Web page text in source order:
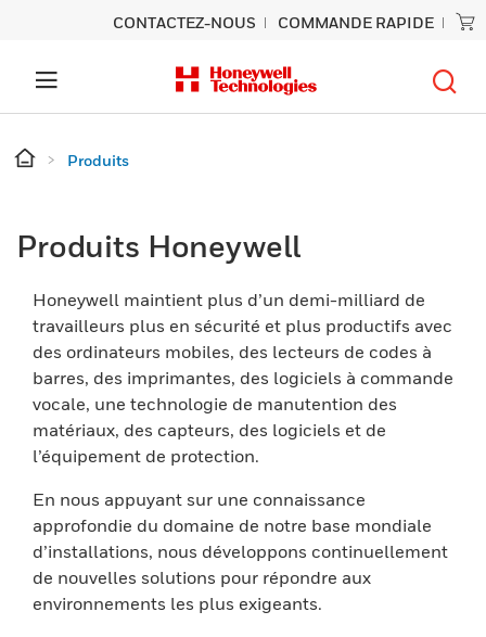
CONTACTEZ-NOUS COMMANDE RAPIDE
Produits
Produits Honeywell
Honeywell maintient plus d’un demi-milliard de
travailleurs plus en sécurité et plus productifs avec
des ordinateurs mobiles, des lecteurs de codes à
barres, des imprimantes, des logiciels à commande
vocale, une technologie de manutention des
matériaux, des capteurs, des logiciels et de
l’équipement de protection.
En nous appuyant sur une connaissance
approfondie du domaine de notre base mondiale
d’installations, nous développons continuellement
de nouvelles solutions pour répondre aux
environnements les plus exigeants.